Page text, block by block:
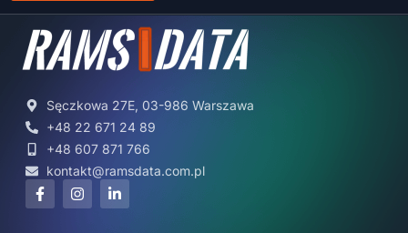
Sęczkowa 27E, 03-986 Warszawa
+48 22 671 24 89
+48 607 871 766
kontakt@ramsdata.com.pl